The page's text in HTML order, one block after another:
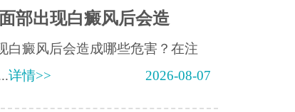
部出现白癜风后会造
白癜风后会造成哪些危害？在注
详情>> 2026-08-07